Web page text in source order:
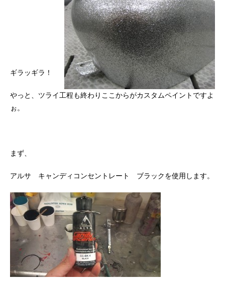
ギラッギラ！
やっと、ツライ工程も終わりここからがカスタムペイントですよ
ぉ。
まず、
アルサ キャンディコンセントレート ブラックを使用します。